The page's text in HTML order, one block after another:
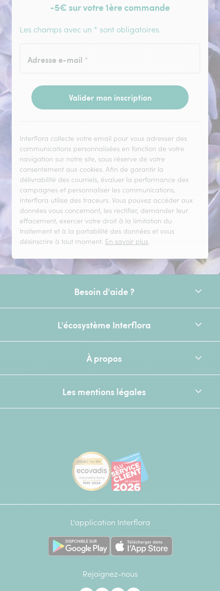
-5€ sur votre 1ère commande
Les champs avec un * sont obligatoires.
Adresse e-mail *
Valider mon inscription
Interflora collecte votre email pour vous adresser des
communications personnalisées en fonction de votre
navigation sur notre site, sous réserve de votre
consentement aux cookies. Afin de garantir la
délivrabilité des courriels, évaluer la performance des
campagnes et personnaliser les communications,
Interflora utilise des traceurs. Vous pouvez accéder aux
données vous concernant, les rectifier, demander leur
effacement, exercer votre droit à la limitation du
traitement et à la portabilité des données et vous
désinscrire à tout moment. En savoir plus.
Besoin d'aide ?
L'écosystème Interflora
À propos
Les mentions légales
[Ecovadis Gold Badge - Top 5%
L'application Interflora
Rejoignez-nous